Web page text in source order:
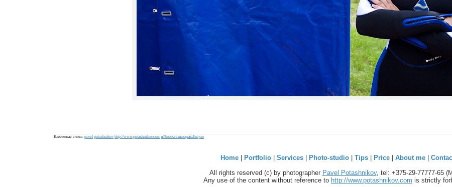
Ключевые слова pavel potashnikov http://www.potashnikov.com я№юєхёёшюэрыќэћщ єю
Home | Portfolio | Services | Photo-studio | Tips | Price | About me |
All rights reserved (c) by photographer Pavel Potashnikov, tel: +375-29-77777-65
Any use of the content without reference to http://www.potashnikov.com is strictly